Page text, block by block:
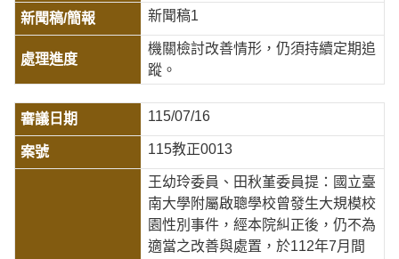
新聞稿1
機關檢討改善情形，仍須持續定期追
蹤。
115/07/16
115教正0013
王幼玲委員、田秋堇委員提：國立臺
南大學附屬啟聰學校曾發生大規模校
園性別事件，經本院糾正後，仍不為
適當之改善與處置，於112年7月間